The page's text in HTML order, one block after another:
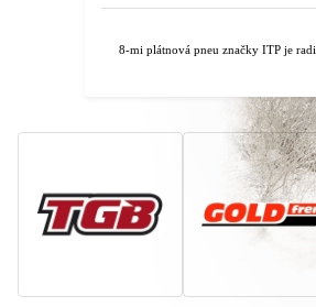
8-mi plátnová pneu značky ITP je